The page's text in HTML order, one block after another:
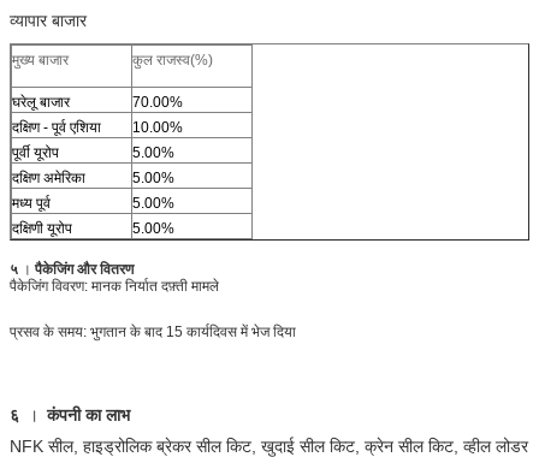
व्यापार बाजार
मुख्य बाजार कुल राजस्व(%)
घरेलू बाजार
70.00%
दक्षिण - पूर्व एशिया
10.00%
पूर्वी यूरोप
5.00%
दक्षिण अमेरिका
5.00%
मध्य पूर्व
5.00%
दक्षिणी यूरोप
5.00%
५ । पैकेजिंग और वितरण
पैकेजिंग विवरण: मानक निर्यात दफ़्ती मामले
प्रसव के समय: भुगतान के बाद 15 कार्यदिवस में भेज दिया
६ । कंपनी का लाभ
NFK सील, हाइड्रोलिक ब्रेकर सील किट, खुदाई सील किट, क्रेन सील किट, व्हील लोडर